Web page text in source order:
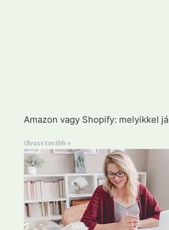
Amazon vagy Shopify: melyikkel
Olvass tovább »